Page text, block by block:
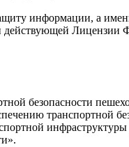
информации, а
Лицензии
безопасности
транспортной